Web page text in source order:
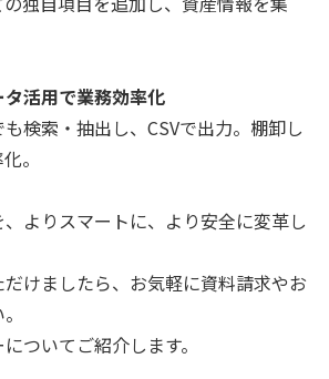
活用で業務効率化
検索・抽出し、CSVで出力。棚卸し
。
よりスマートに、より安全に変革し
けましたら、お気軽に資料請求やお
ついてご紹介します。